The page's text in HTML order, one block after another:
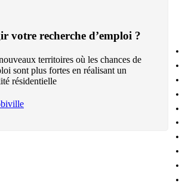
votre recherche d’emploi ?
territoires où les chances de
sont plus fortes en réalisant un
résidentielle